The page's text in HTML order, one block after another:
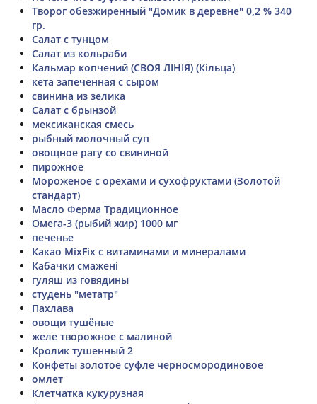
Творог обезжиренный "Домик в деревне" 0,2 % 340
гр.
Салат с тунцом
Салат из кольраби
Кальмар копчений (СВОЯ ЛІНІЯ) (Кільца)
кета запеченная с сыром
свинина из зелика
Салат с брынзой
мексиканская смесь
рыбный молочный суп
овощное рагу со свининой
пирожное
Мороженое с орехами и сухофруктами (Золотой
стандарт)
Масло Ферма Традиционное
Омега-3 (рыбий жир) 1000 мг
печенье
Какао MixFix с витаминами и минералами
Кабачки смажені
гуляш из говядины
студень "метатр"
Пахлава
овощи тушёные
желе творожное с малиной
Кролик тушенный 2
Конфеты золотое суфле черносмородиновое
омлет
Клетчатка кукурузная